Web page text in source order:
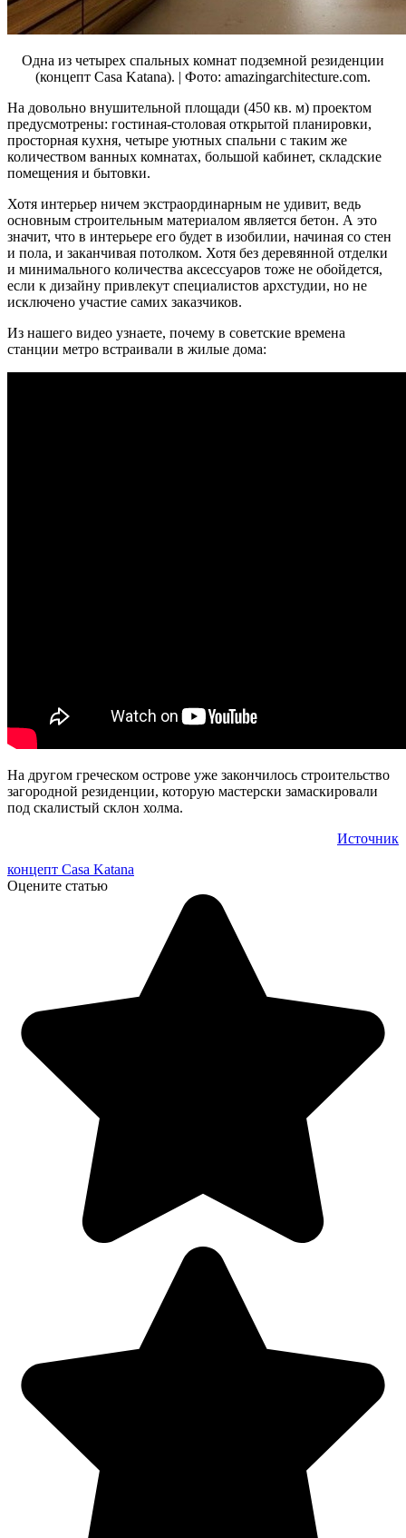
Одна из четырех спальных комнат подземной резиденции
(концепт Casa Katana). | Фото: amazingarchitecture.com.
На довольно внушительной площади (450 кв. м) проектом
предусмотрены: гостиная-столовая открытой планировки,
просторная кухня, четыре уютных спальни с таким же
количеством ванных комнатах, большой кабинет, складские
помещения и бытовки.
Хотя интерьер ничем экстраординарным не удивит, ведь
основным строительным материалом является бетон. А это
значит, что в интерьере его будет в изобилии, начиная со стен
и пола, и заканчивая потолком. Хотя без деревянной отделки
и минимального количества аксессуаров тоже не обойдется,
если к дизайну привлекут специалистов архстудии, но не
исключено участие самих заказчиков.
Из нашего видео узнаете, почему в советские времена
станции метро встраивали в жилые дома:
На другом греческом острове уже закончилось строительство
загородной резиденции, которую мастерски замаскировали
под скалистый склон холма.
Источник
концепт Casa Katana
Оцените статью